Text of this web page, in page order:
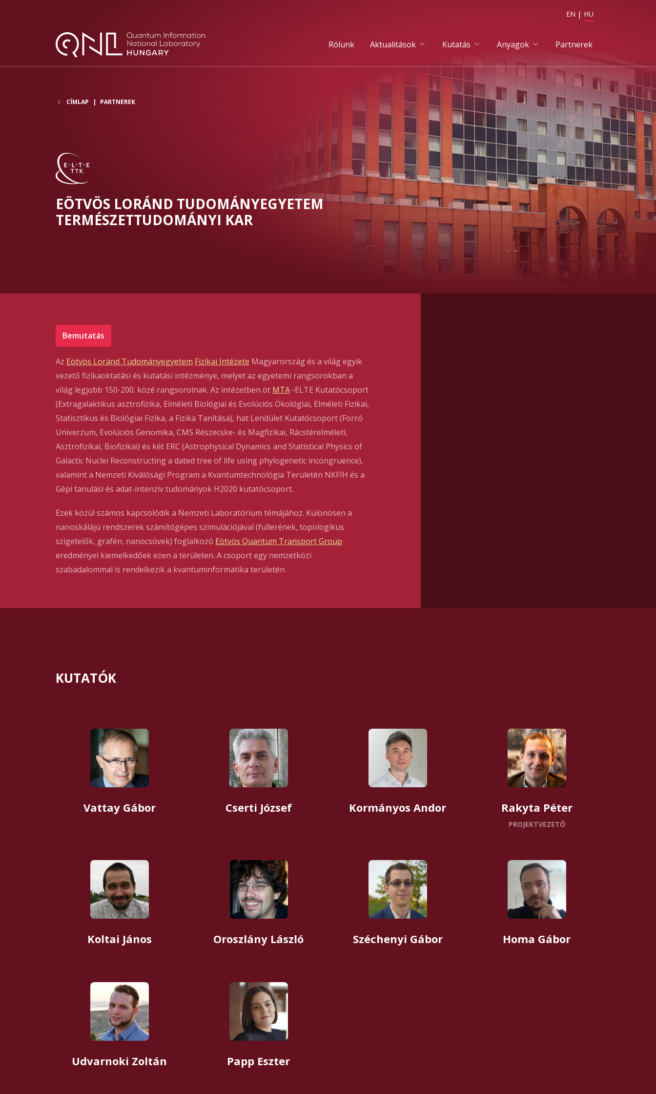
EN HU
Rólunk Aktualitások Kutatás Anyagok Partnerek
CÍMLAP PARTNEREK
EÖTVÖS LORÁND TUDOMÁNYEGYETEM
TERMÉSZETTUDOMÁNYI KAR
Bemutatás
Az Eötvös Loránd Tudományegyetem Fizikai Intézete Magyarország és a világ egyik
vezető fizikaoktatási és kutatási intézménye, melyet az egyetemi rangsorokban a
világ legjobb 150-200. közé rangsorolnak. Az intézetben öt MTA -ELTE Kutatócsoport
(Extragalaktikus asztrofizika, Elméleti Biológiai és Evolúciós Ökológiai, Elméleti Fizikai,
Statisztikus és Biológiai Fizika, a Fizika Tanítása), hat Lendület Kutatócsoport (Forró
Univerzum, Evolúciós Genomika, CMS Részecske- és Magfizikai, Rácstérelméleti,
Asztrofizikai, Biofizikai) és két ERC (Astrophysical Dynamics and Statistical Physics of
Galactic Nuclei Reconstructing a dated tree of life using phylogenetic incongruence),
valamint a Nemzeti Kiválósági Program a Kvantumtechnológia Területén NKFIH és a
Gépi tanulási és adat-intenzív tudományok H2020 kutatócsoport.
Ezek közül számos kapcsolódik a Nemzeti Laboratórium témájához. Különösen a
nanoskálájú rendszerek számítógépes szimulációjával (fullerének, topologikus
szigetelők, grafén, nanocsövek) foglalkozó Eötvös Quantum Transport Group
eredményei kiemelkedőek ezen a területen. A csoport egy nemzetközi
szabadalommal is rendelkezik a kvantuminformatika területén.
KUTATÓK
Vattay Gábor Cserti József Kormányos Andor Rakyta Péter
PROJEKTVEZETŐ
Koltai János Oroszlány László Széchenyi Gábor Homa Gábor
Udvarnoki Zoltán Papp Eszter